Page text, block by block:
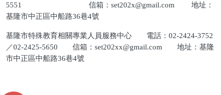
5551 信箱： set202x@gmail.com 地址：
基隆市中正區中船路36巷4號
基隆市特殊教育相關專業人員服務中心 電話：02-2424-3752
／02-2425-5650 信箱： set202xx@gmail.com 地址：基隆
市中正區中船路36巷4號